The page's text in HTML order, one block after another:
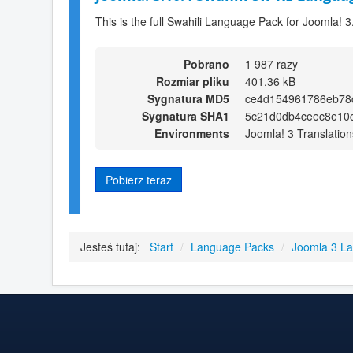
This is the full Swahili Language Pack for Joomla!
Pobrano
1 987 razy
Rozmiar pliku
401,36 kB
Sygnatura MD5
Sygnatura SHA1
Environments
Joomla! 3
Pobierz teraz
Jesteś tutaj: Start / Language Packs / Joomla 3